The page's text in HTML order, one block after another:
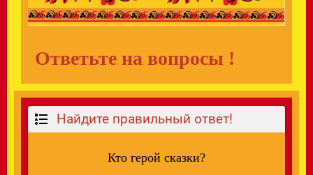
Ответьте на вопросы !
Найдите правильный ответ!
Кто герой сказки?